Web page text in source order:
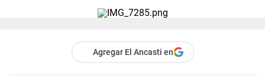
Agregar El Ancasti en